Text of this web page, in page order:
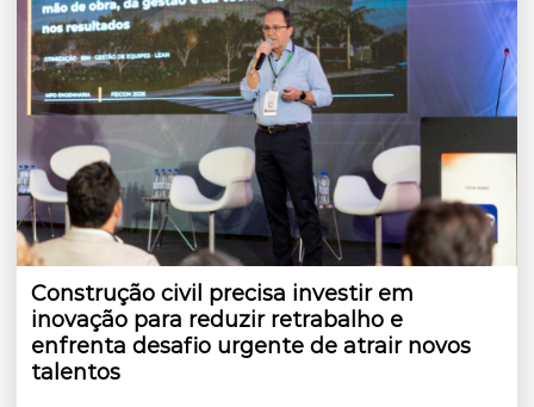
Construção civil precisa investir em
inovação para reduzir retrabalho e
enfrenta desafio urgente de atrair novos
talentos